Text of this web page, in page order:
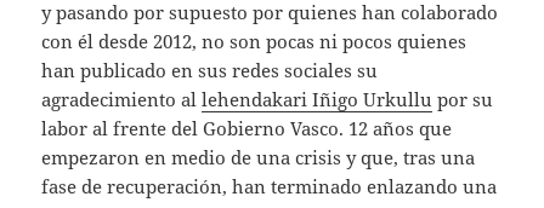
y pasando por supuesto por quienes han colaborado
con él desde 2012, no son pocas ni pocos quienes
han publicado en sus redes sociales su
agradecimiento allehendakari Iñigo Urkullu por su
labor al frente del Gobierno Vasco. 12 años que
empezaron en medio de una crisis y que, tras una
fase de recuperación, han terminado enlazando una